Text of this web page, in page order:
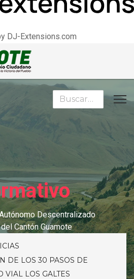
DJ-Extensions.com
Buscar
Descentralizado
Cantón Guamote
DE LOS 30 PASOS DE
VIAL LOS GALTES